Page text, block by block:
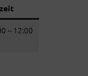
– 12:00